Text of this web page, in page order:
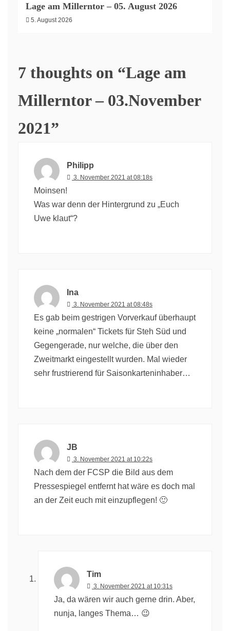
Lage am Millerntor – 05. August 2026
5. August 2026
7 thoughts on “Lage am
Millerntor – 03.November
2021”
Philipp
3. November 2021 at 08:18s
Moinsen!
Was war denn der Hintergrund zu „Euch
Uwe klaut“?
Ina
3. November 2021 at 08:48s
Es gab beim gestrigen Vorverkauf überhaupt
keine „normalen“ Tickets für Steh Süd und
Gegengerade, nur welche, die über den
Zweitmarkt eingestellt wurden. Mal wieder
sehr frustrierend für Saisonkarteninhaber…
JB
3. November 2021 at 10:22s
Nach dem der FCSP die Bild aus dem
Pressespiegel entfernt hat wäre es doch mal
an der Zeit euch mit einzupflegen! 🙂
Tim
3. November 2021 at 10:31s
Ja, da wären wir auch gerne drin. Aber,
nunja, langes Thema… 😉